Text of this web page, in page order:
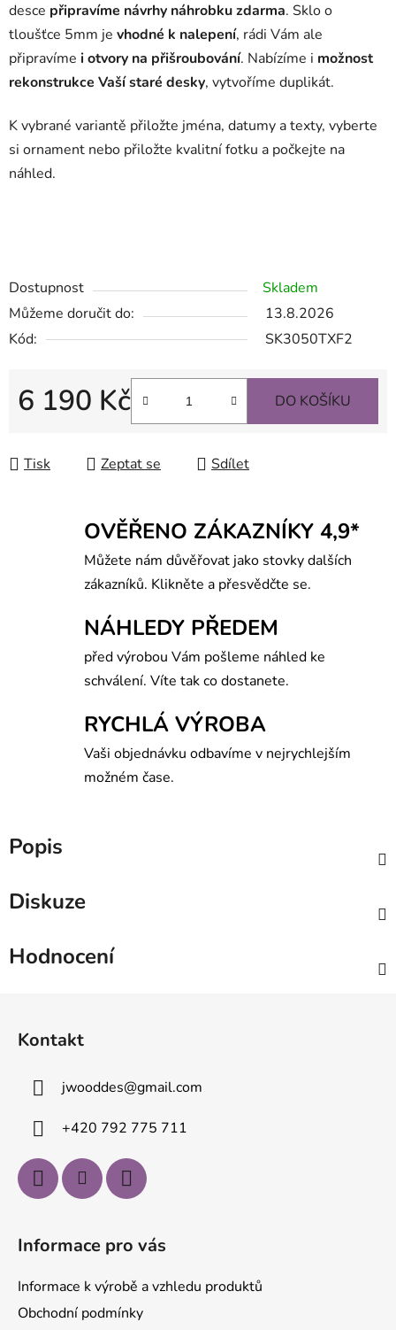
desce připravíme návrhy náhrobku zdarma. Sklo o
tloušťce 5mm je vhodné k nalepení, rádi Vám ale
připravíme i otvory na přišroubování. Nabízíme i možnost
rekonstrukce Vaší staré desky, vytvoříme duplikát.
K vybrané variantě přiložte jména, datumy a texty, vyberte
si ornament nebo přiložte kvalitní fotku a počkejte na
náhled.
Dostupnost
Skladem
Můžeme doručit do:
13.8.2026
Kód:
SK3050TXF2
6 190 Kč DO KOŠÍKU
Tisk Zeptat se Sdílet
OVĚŘENO ZÁKAZNÍKY 4,9*
Můžete nám důvěřovat jako stovky dalších
zákazníků. Klikněte a přesvědčte se.
NÁHLEDY PŘEDEM
před výrobou Vám pošleme náhled ke
schválení. Víte tak co dostanete.
RYCHLÁ VÝROBA
Vaši objednávku odbavíme v nejrychlejším
možném čase.
Popis
Diskuze
Hodnocení
Kontakt
jwooddes@gmail.com
+420 792 775 711
Informace pro vás
Informace k výrobě a vzhledu produktů
Obchodní podmínky